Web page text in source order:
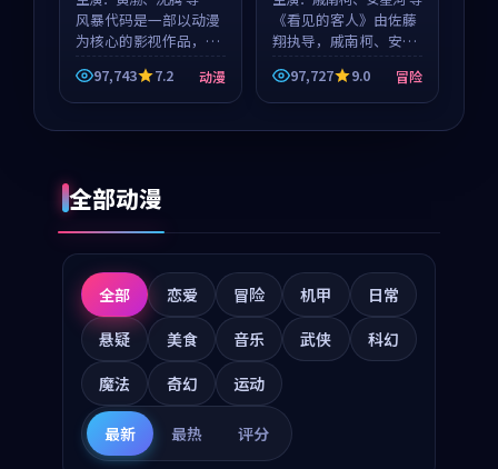
风暴代码是一部以动漫
为核心的影视作品，围
绕危机、反转与人物成
长展开，整体节奏紧
凑，值得推荐观看。
97,743 7.2 动漫
《看见的客人》由佐藤
翔执导，戚南柯、安星
河领衔主演，是一部
2018年上映的泰国冒险
动漫。影片以海岸抒情
97,727 9.0 冒险
全部动漫
全部 恋爱 冒险 机甲
日常
悬疑
美食 音乐 武侠
科幻
魔法
奇幻 运动
最新 最热 评分